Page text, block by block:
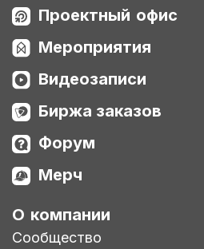
Проектный офис
Мероприятия
Видеозаписи
Биржа заказов
Форум
Мерч
О компании
Сообщество